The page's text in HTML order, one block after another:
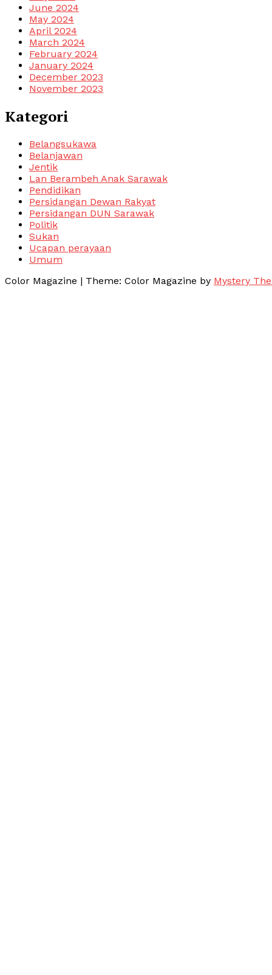
June 2024
May 2024
April 2024
March 2024
February 2024
January 2024
December 2023
November 2023
Kategori
Belangsukawa
Belanjawan
Jentik
Lan Berambeh Anak Sarawak
Pendidikan
Persidangan Dewan Rakyat
Persidangan DUN Sarawak
Politik
Sukan
Ucapan perayaan
Umum
Color Magazine | Theme: Color Magazine by Mystery